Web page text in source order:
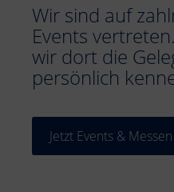
Wir sind auf
Events
wir dort die
persönlich
Jetzt Events &